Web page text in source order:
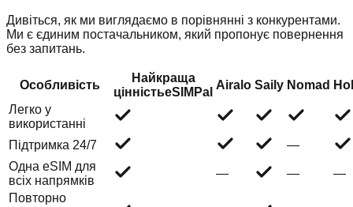
Дивіться, як ми виглядаємо в порівнянні з конкурентами.
Ми є єдиним постачальником, який пропонує повернення
без запитань.
Особливість
Найкраща
цінністьeSIMPal
Airalo Saily Nomad
Легко у
використанні
Підтримка 24/7
—
Одна eSIM для
всіх напрямків
— —
—
Повторно